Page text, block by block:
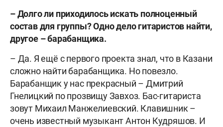
– Долго ли приходилось искать полноценный
состав для группы? Одно дело гитаристов найти,
другое – барабанщика.
– Да. Я ещё с первого проекта знал, что в Казани
сложно найти барабанщика. Но повезло.
Барабанщик у нас прекрасный – Дмитрий
Гнелицкий по прозвищу Завхоз. Бас-гитариста
зовут Михаил Манжелиевский. Клавишник –
очень известный музыкант Антон Кудряшов. И